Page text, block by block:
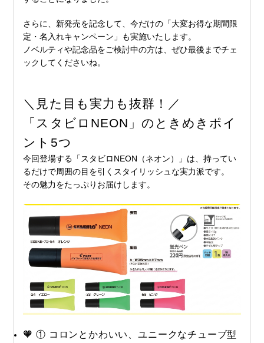
さらに、新発売を記念して、今だけの「大変お得な期間限
定・名入れキャンペーン」も実施いたします。
ノベルティや記念品をご検討中の方は、ぜひ最後までチェ
ックしてくださいね。
＼見た目も実力も抜群！／
「スタビロNEON」のときめきポイ
ント5つ
今回登場する「スタビロNEON（ネオン）」は、持ってい
るだけで周囲の目を引くスタイリッシュな実力派です。
その魅力をたっぷりお届けします。
🧡 ① コロンとかわいい、ユニークなチューブ型